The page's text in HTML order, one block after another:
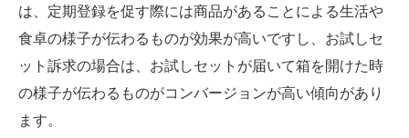
は、定期登録を促す際には商品があることによる生活や
食卓の様子が伝わるものが効果が高いですし、お試しセ
ット訴求の場合は、お試しセットが届いて箱を開けた時
の様子が伝わるものがコンバージョンが高い傾向があり
ます。